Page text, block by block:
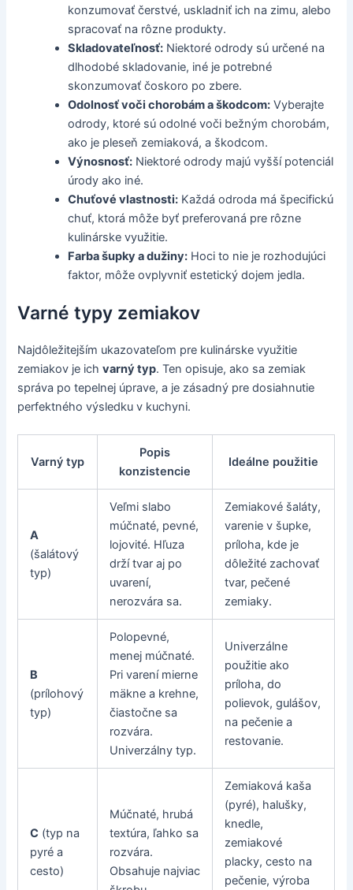
konzumovať čerstvé, uskladniť ich na zimu, alebo
spracovať na rôzne produkty.
Skladovateľnosť: Niektoré odrody sú určené na
dlhodobé skladovanie, iné je potrebné
skonzumovať čoskoro po zbere.
Odolnosť voči chorobám a škodcom: Vyberajte
odrody, ktoré sú odolné voči bežným chorobám,
ako je pleseň zemiaková, a škodcom.
Výnosnosť: Niektoré odrody majú vyšší potenciál
úrody ako iné.
Chuťové vlastnosti: Každá odroda má špecifickú
chuť, ktorá môže byť preferovaná pre rôzne
kulinárske využitie.
Farba šupky a dužiny: Hoci to nie je rozhodujúci
faktor, môže ovplyvniť estetický dojem jedla.
Varné typy zemiakov
Najdôležitejším ukazovateľom pre kulinárske využitie
zemiakov je ichvarný typ. Ten opisuje, ako sa zemiak
správa po tepelnej úprave, a je zásadný pre dosiahnutie
perfektného výsledku v kuchyni.
Varný typ
Popis
konzistencie
Ideálne použitie
A
(šalátový
typ)
Veľmi slabo
múčnaté, pevné,
lojovité. Hľuza
drží tvar aj po
uvarení,
nerozvára sa.
Zemiakové šaláty,
varenie v šupke,
príloha, kde je
dôležité zachovať
tvar, pečené
zemiaky.
B
(prílohový
typ)
Polopevné,
menej múčnaté.
Pri varení mierne
mäkne a krehne,
čiastočne sa
rozvára.
Univerzálny typ.
Univerzálne
použitie ako
príloha, do
polievok, gulášov,
na pečenie a
restovanie.
C (typ na
pyré a
cesto)
Múčnaté, hrubá
textúra, ľahko sa
rozvára.
Obsahuje najviac
Zemiaková kaša
(pyré), halušky,
knedle,
zemiakové
placky, cesto na
pečenie, výroba